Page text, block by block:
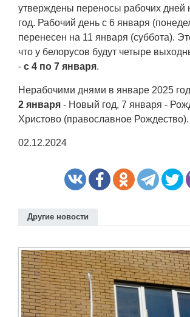
утверждены переносы рабочих дней
год. Рабочий день с 6 января
перенесен на 11 января (суббота).
что у белорусов будут четыре
- с 4 по 7 января.
Нерабочими днями в январе 2025
2 января - Новый год, 7 января -
Христово (православное Рождество).
02.12.2024
Другие новости